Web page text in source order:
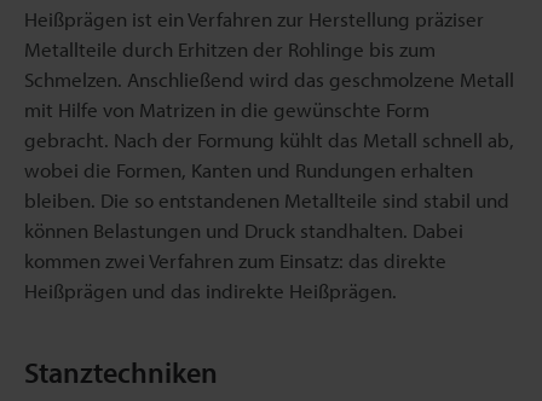
Heißprägen ist ein Verfahren zur Herstellung präziser
Metallteile durch Erhitzen der Rohlinge bis zum
Schmelzen. Anschließend wird das geschmolzene Metall
mit Hilfe von Matrizen in die gewünschte Form
gebracht. Nach der Formung kühlt das Metall schnell ab,
wobei die Formen, Kanten und Rundungen erhalten
bleiben. Die so entstandenen Metallteile sind stabil und
können Belastungen und Druck standhalten. Dabei
kommen zwei Verfahren zum Einsatz: das direkte
Heißprägen und das indirekte Heißprägen.
Stanztechniken